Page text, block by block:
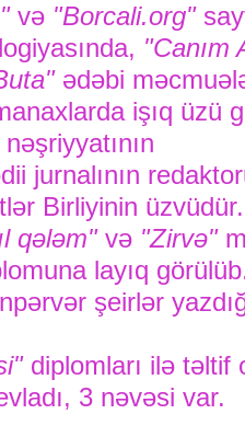
və "Borcali.org"
"Canım
ədəbi
işıq üzü
nəşriyyatının
jurnalının
Birliyinin üzvüdür.
qələm"və "Zirvə"
layıq
şeirlər
diplomları ilə təltif
3 nəvəsi var.